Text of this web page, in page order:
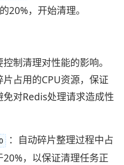
20%，开始清理。
制清理对性能的影响。
占用的CPU资源，保证
对Redis处理请求造成性
：自动碎片整理过程中占
，以保证清理任务正